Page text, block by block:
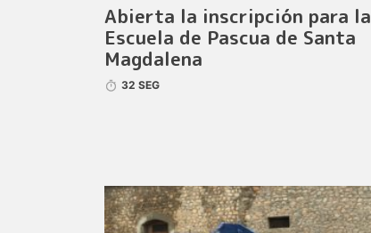
Abierta la inscripción para la
Escuela de Pascua de Santa
Magdalena
32 SEG